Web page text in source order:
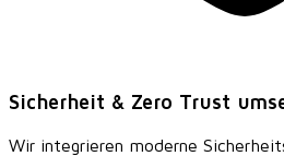
Sicherheit & Zero Trust
Wir integrieren moderne